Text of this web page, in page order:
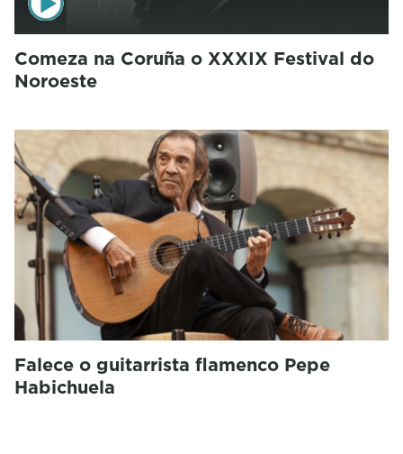
Comeza na Coruña o XXXIX Festival do
Noroeste
Falece o guitarrista flamenco Pepe
Habichuela